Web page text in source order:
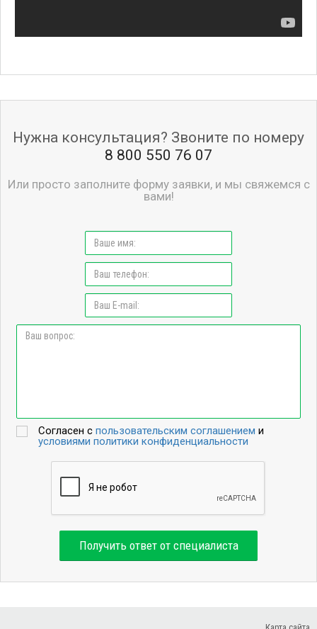
Нужна консультация? Звоните по номеру
8 800 550 76 07
Или просто заполните форму заявки, и мы свяжемся с
вами!
Согласен спользовательским соглашением и
условиями политики конфиденциальности
Получить ответ от специалиста